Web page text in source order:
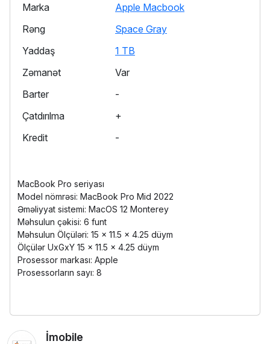
Marka
Apple Macbook
Rəng
Space Gray
Yaddaş
1 TB
Zəmanət
Var
Barter
-
Çatdırılma
+
Kredit
-
MacBook Pro seriyası
Model nömrəsi: ‎MacBook Pro Mid 2022
Əməliyyat sistemi: ‎MacOS 12 Monterey
Məhsulun çəkisi: 6 funt
Məhsulun Ölçüləri: ‎15 x 11.5 x 4.25 düym
Ölçülər UxGxY ‎15 x 11.5 x 4.25 düym
Prosessor markası: Apple
Prosessorların sayı: ‎8
İmobile